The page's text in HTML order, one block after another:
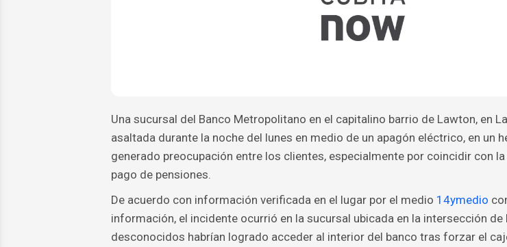
Una sucursal del Banco Metropolitano en el capitalino barrio de Lawton, en
asaltada durante la noche del lunes en medio de un apagón eléctrico, en un
generado preocupación entre los clientes, especialmente por coincidir con
pago de pensiones.
De acuerdo con información verificada en el lugar por el medio 14ymedio
información, el incidente ocurrió en la sucursal ubicada en la intersección de
desconocidos habrían logrado acceder al interior del banco tras forzar el